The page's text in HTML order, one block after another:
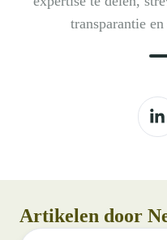
transparantie
Artikelen door